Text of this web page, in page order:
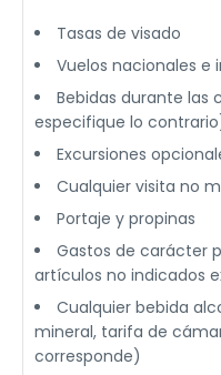
Tasas de visado
Vuelos nacionales e
Bebidas durante las
especifique lo
Excursiones
Cualquier visita no
Portaje y propinas
Gastos de carácter
artículos no indicados
Cualquier bebida
mineral, tarifa de
corresponde)